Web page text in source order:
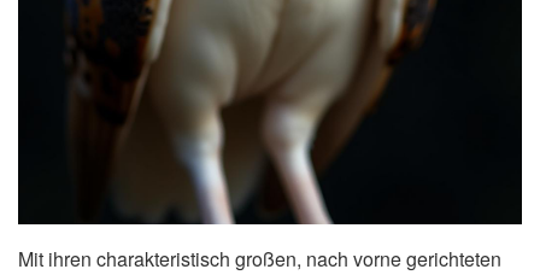
Mit ihren charakteristisch großen, nach vorne gerichteten